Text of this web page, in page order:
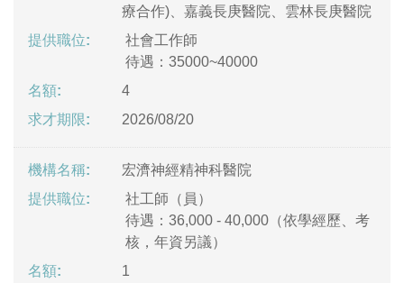
療合作)、嘉義長庚醫院、雲林長庚醫院
社會工作師
待遇：35000~40000
4
2026/08/20
宏濟神經精神科醫院
社工師（員）
待遇：36,000 - 40,000（依學經歷、考
核，年資另議）
1